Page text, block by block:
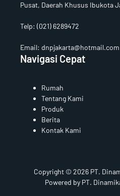
Pusat, Daerah Khusus Ibukota
Telp: (021) 6289472
Email: dnpjakarta@hotmail.com
Navigasi Cepat
Rumah
Tentang Kami
Produk
Berita
Kontak Kami
Copyright © 2026 PT.
Powered by PT.